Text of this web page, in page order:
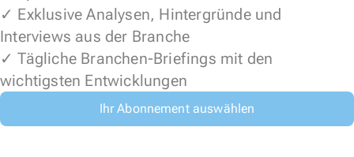
✓ Exklusive Analysen, Hintergründe und
Interviews aus der Branche
✓ Tägliche Branchen-Briefings mit den
wichtigsten Entwicklungen
Ihr Abonnement auswählen